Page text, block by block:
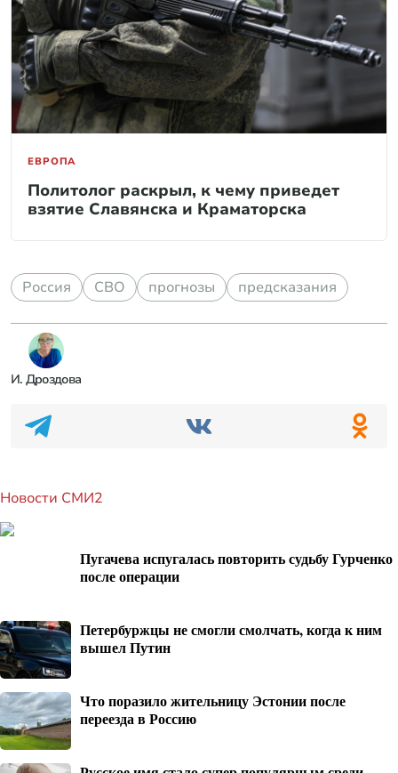
ЕВРОПА
Политолог раскрыл, к чему приведет
взятие Славянска и Краматорска
Россия СВО прогнозы предсказания
И. Дроздова
Новости СМИ2
Пугачева испугалась повторить судьбу Гурченко
после операции
Петербуржцы не смогли смолчать, когда к ним
вышел Путин
Что поразило жительницу Эстонии после
переезда в Россию